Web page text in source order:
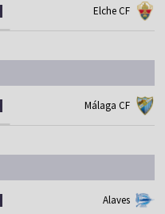
Elche CF
Málaga CF
Alaves